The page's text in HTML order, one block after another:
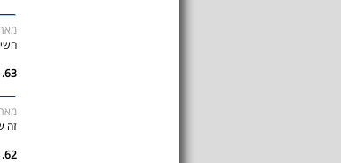
63. ררר
זה
62. השיר הכי יפה שיש